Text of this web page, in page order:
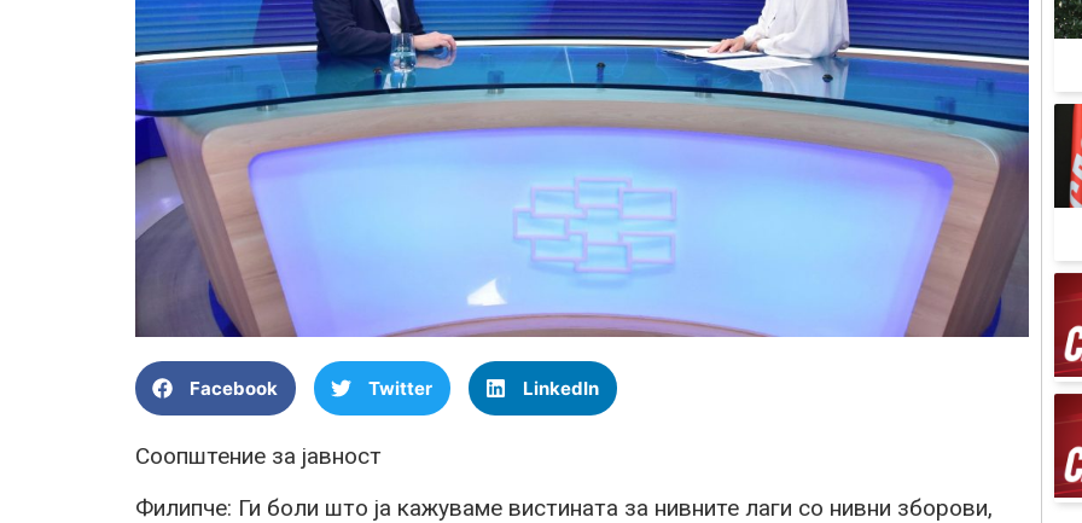
Facebook Twitter LinkedIn
Соопштение за јавност
Филипче: Ги боли што ја кажуваме вистината за нивните лаги со нивни зборови,